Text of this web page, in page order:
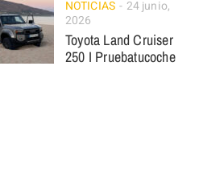
NOTICIAS
24 junio,
2026
Toyota Land Cruiser
250 I Pruebatucoche